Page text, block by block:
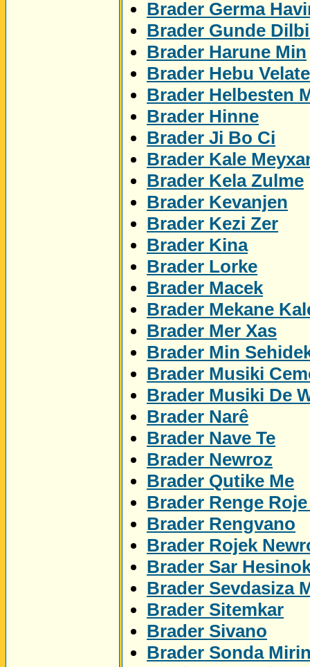
Brader Germa
Brader Gunde
Brader Harune Min
Brader Hebu
Brader Helbesten
Brader Hinne
Brader Ji Bo Ci
Brader Kale
Brader Kela Zulme
Brader Kevanjen
Brader Kezi Zer
Brader Kina
Brader Lorke
Brader Macek
Brader Mekane
Brader Mer Xas
Brader Min
Brader Musiki
Brader Musiki De
Brader Narê
Brader Nave Te
Brader Newroz
Brader Qutike Me
Brader Renge
Brader Rengvano
Brader Rojek
Brader Sar
Brader Sevdasiza
Brader Sitemkar
Brader Sivano
Brader Sonda